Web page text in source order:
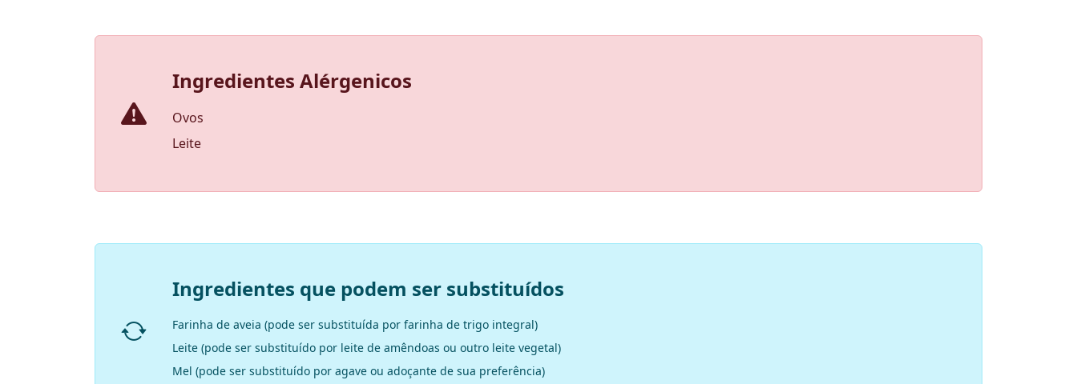
Ingredientes Alérgenicos
Ovos
Leite
Ingredientes que podem ser substituídos
Farinha de aveia (pode ser substituída por farinha de trigo integral)
Leite (pode ser substituído por leite de amêndoas ou outro leite vegetal)
Mel (pode ser substituído por agave ou adoçante de sua preferência)